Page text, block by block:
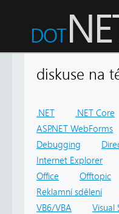
diskuse na
.NET .NET Core
ASP.NET WebForms
Debugging
Internet Explorer
Office
Offtopic
Reklamní sdělení
VB6/VBA
Visual